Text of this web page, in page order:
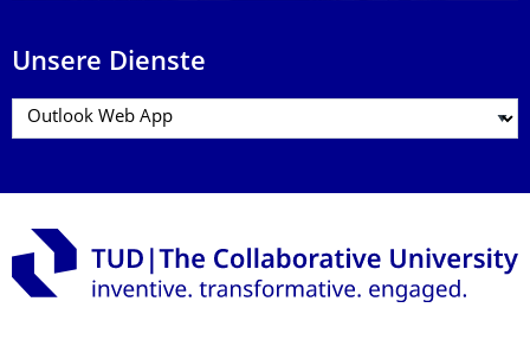
Unsere Dienste